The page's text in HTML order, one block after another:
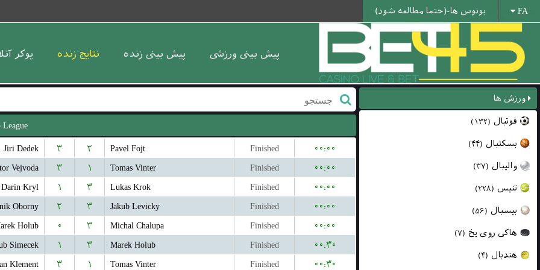
FA بونوس ها-(حتما مطالعه شود)
پیش بینی ورزشی پیش بینی زنده نتایج زنده پوکر
ورزش ها
فوتبال (۱۳۲)
بسکتبال (۴۴)
والیبال (۳۷)
تنیس (۲۲۸)
بیسبال (۵۶)
هاکی روی یخ (۷)
هندبال (۴)
League
Jiri Dedek ۳ ۲ Pavel Fojt Finished
۰۰:۰۰
Vejvoda
۳ ۱ Tomas Vinter Finished
۰۰:۰۰
Darin Kryl
۱ ۳ Lukas Krok Finished
۰۰:۰۰
Oborny
۲ ۳ Jakub Levicky Finished
۰۰:۰۰
Holub
۰ ۳ Michal Chalupa Finished
۰۰:۰۰
Simecek
۱ ۳ Marek Holub Finished
۰۰:۳۰
Klement
۳ ۱ Tomas Vinter Finished
۰۰:۳۰